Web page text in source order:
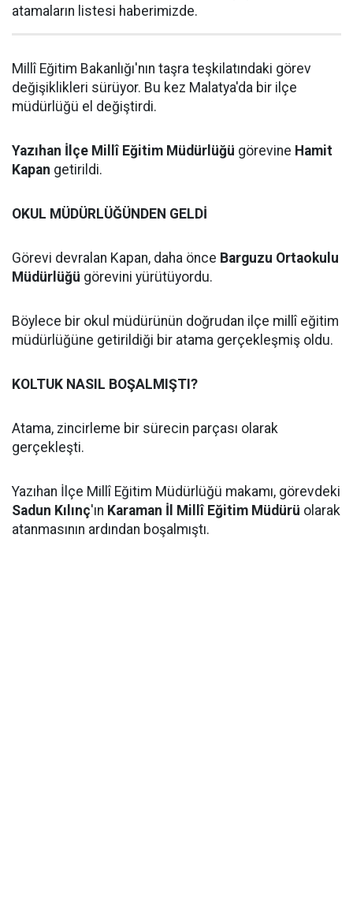
atamaların listesi haberimizde.
Millî Eğitim Bakanlığı'nın taşra teşkilatındaki görev
değişiklikleri sürüyor. Bu kez Malatya'da bir ilçe
müdürlüğü el değiştirdi.
Yazıhan İlçe Millî Eğitim Müdürlüğü görevine Hamit
Kapan getirildi.
OKUL MÜDÜRLÜĞÜNDEN GELDİ
Görevi devralan Kapan, daha önce Barguzu Ortaokulu
Müdürlüğü görevini yürütüyordu.
Böylece bir okul müdürünün doğrudan ilçe millî eğitim
müdürlüğüne getirildiği bir atama gerçekleşmiş oldu.
KOLTUK NASIL BOŞALMIŞTI?
Atama, zincirleme bir sürecin parçası olarak
gerçekleşti.
Yazıhan İlçe Millî Eğitim Müdürlüğü makamı, görevdeki
Sadun Kılınç'ın Karaman İl Millî Eğitim Müdürü olarak
atanmasının ardından boşalmıştı.